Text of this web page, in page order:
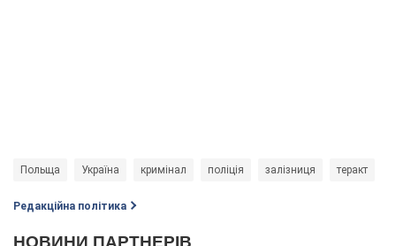
Польща Україна кримінал поліція залізниця теракт
Редакційна політика